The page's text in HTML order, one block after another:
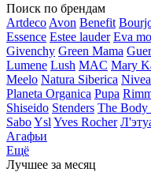
Поиск по брендам
Artdeco Avon Benefit
Essence Estee lauder Eva
Givenchy Green Mama
Lumene Lush MAC Mary
Meelo Natura Siberica Nivea
Planeta Organica Pupa
Shiseido Stenders The Body
SaboYsl Yves Rocher
Агафьи
Ещё
Лучшее за месяц